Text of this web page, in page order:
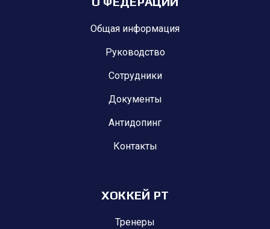
Общая информация
Руководство
Сотрудники
Документы
Антидопинг
Контакты
ХОККЕЙ РТ
Тренеры